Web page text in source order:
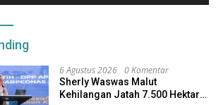
6 Agustus 2026 0 Komentar
Sherly Waswas Malut
Kehilangan Jatah 7.500 Hektare